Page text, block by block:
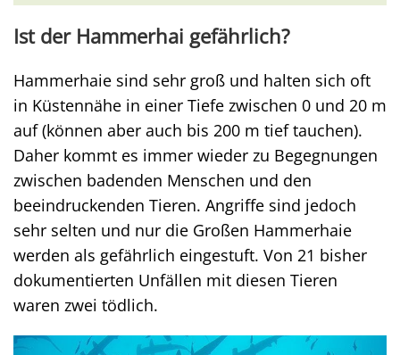
Ist der Hammerhai gefährlich?
Hammerhaie sind sehr groß und halten sich oft
in Küstennähe in einer Tiefe zwischen 0 und 20 m
auf (können aber auch bis 200 m tief tauchen).
Daher kommt es immer wieder zu Begegnungen
zwischen badenden Menschen und den
beeindruckenden Tieren. Angriffe sind jedoch
sehr selten und nur die Großen Hammerhaie
werden als gefährlich eingestuft. Von 21 bisher
dokumentierten Unfällen mit diesen Tieren
waren zwei tödlich.